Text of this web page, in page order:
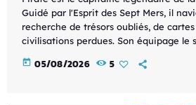
Guidé par l'Esprit des Sept Mers, il
recherche de trésors oubliés, de
civilisations perdues. Son équipage le
today 05/08/2026 5